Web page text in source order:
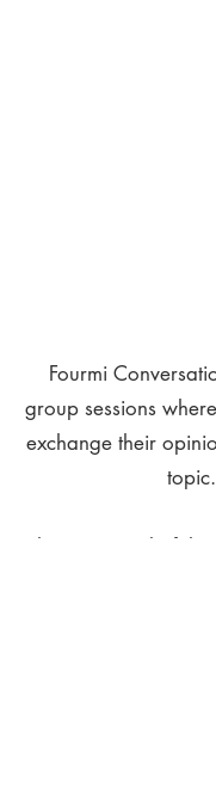
Fourmi
group sessions
exchange their
topic.
The main goal of